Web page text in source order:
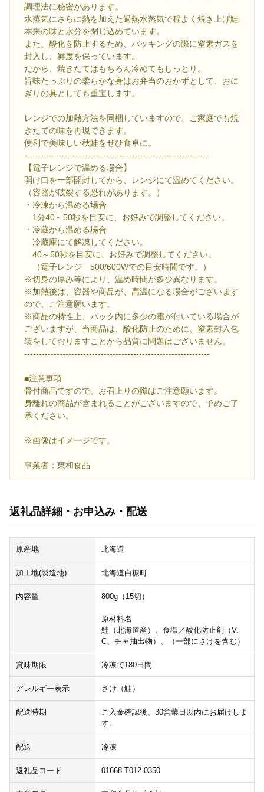
調理法に秘密があります。
水蒸気にさらに熱を加えた過熱水蒸気で程よく焼き上げ鮭
本来の味と水分を閉じ込めています。
また、酸化を防止するため、パッキングの際に窒素ガスを
封入し、鮮度を保っています。
だから、焼きたてはもちろん冷めてもしっとり。
旨味たっぷりの柔らかな身はお弁当のおかずとして、おに
ぎりの具としても重宝します。
レンジでの加熱方法を同梱していますので、ご家庭でも焼
きたての味を再現できます。
便利で美味しい秋鮭をぜひ食卓に。
---------------------------------------------------------------
【電子レンジで温める場合】
開け口を一部開封してから、レンジにて温めてください。
（容器が破裂する恐れがあります。）
・冷凍から温める場合
1分40～50秒を目安に、お好みで調整してください。
・冷蔵から温める場合
冷蔵庫にて解凍してください。
40～50秒を目安に、お好みで調整してください。
（電子レンジ 500/600Wでの目安時間です。）
※切身の厚み等により、温め時間が多少異なります。
※加熱後は、容器や商品が、高温になる場合がございます
ので、ご注意願います。
※商品の特性上、パック内に多少の霜が付いている場合が
ございますが、当商品は、酸化防止のために、窒素封入包
装をしておりますことから品質に問題はございません。
---------------------------------------------------------------
■注意事項
骨付商品ですので、お召上りの際はご注意願います。
身離れの商品が含まれることがございますので、予めご了
承ください。
※画像はイメージです。
事業者：東和食品
返礼品詳細・お申込み・配送
原産地 北海道
加工地(製造地) 北海道白糠町
内容量 800g（15切）
原材料名
鮭（北海道産）、食塩／酸化防止剤（V.
C、チャ抽出物）、（一部にさけを含む）
賞味期限 冷凍で180日間
アレルギー表示 さけ（鮭）
配送時期
ご入金確認後、30営業日以内にお届けしま
す。
配送 冷凍
返礼品コード 01668-T012-0350